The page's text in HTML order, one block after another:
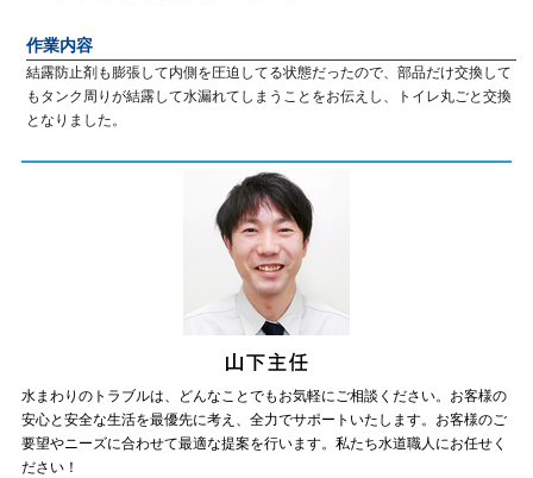
作業内容
結露防止剤も膨張して内側を圧迫してる状態だったので、部品だけ交換して
もタンク周りが結露して水漏れてしまうことをお伝えし、トイレ丸ごと交換
となりました。
水まわりのトラブルは、どんなことでもお気軽にご相談ください。お客様の
安心と安全な生活を最優先に考え、全力でサポートいたします。お客様のご
要望やニーズに合わせて最適な提案を行います。私たち水道職人にお任せく
ださい！